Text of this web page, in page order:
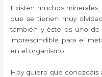
Existen muchos
que se tienen muy
también y éste es uno
imprescindible para el
en el organismo.
Hoy quiero que conozcáis